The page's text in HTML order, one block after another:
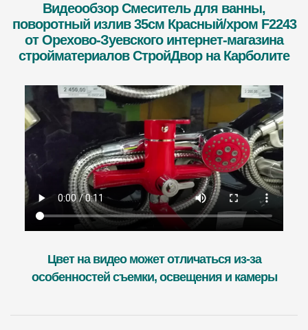
Видеообзор Смеситель для ванны,
поворотный излив 35см Красный/хром F2243
от Орехово-Зуевского интернет-магазина
стройматериалов СтройДвор на Карболите
Цвет на видео может отличаться из-за
особенностей съемки, освещения и камеры